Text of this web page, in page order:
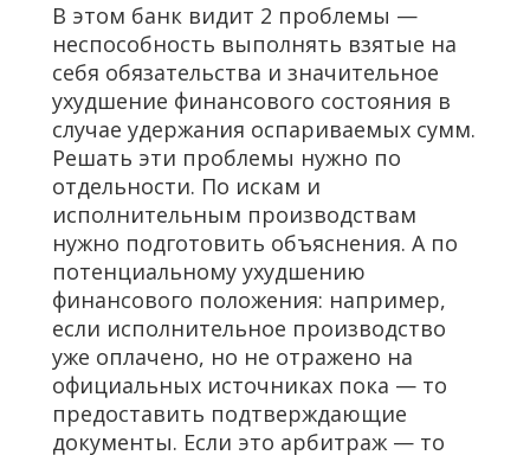
В этом банк видит 2 проблемы —
неспособность выполнять взятые на
себя обязательства и значительное
ухудшение финансового состояния в
случае удержания оспариваемых сумм.
Решать эти проблемы нужно по
отдельности. По искам и
исполнительным производствам
нужно подготовить объяснения. А по
потенциальному ухудшению
финансового положения: например,
если исполнительное производство
уже оплачено, но не отражено на
официальных источниках пока — то
предоставить подтверждающие
документы. Если это арбитраж — то